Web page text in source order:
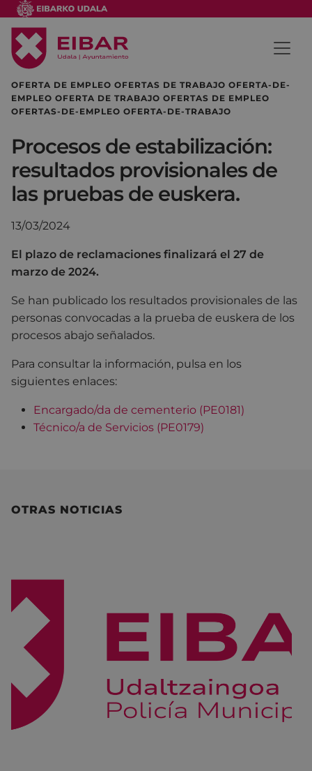
OFERTA DE EMPLEO OFERTAS DE TRABAJO OFERTA-DE-
EMPLEO OFERTA DE TRABAJO OFERTAS DE EMPLEO
OFERTAS-DE-EMPLEO OFERTA-DE-TRABAJO
Procesos de estabilización:
resultados provisionales de
las pruebas de euskera.
13/03/2024
El plazo de reclamaciones finalizará el 27 de
marzo de 2024.
Se han publicado los resultados provisionales de las
personas convocadas a la prueba de euskera de los
procesos abajo señalados.
Para consultar la información, pulsa en los
siguientes enlaces:
Encargado/da de cementerio (PE0181)
Técnico/a de Servicios (PE0179)
OTRAS NOTICIAS